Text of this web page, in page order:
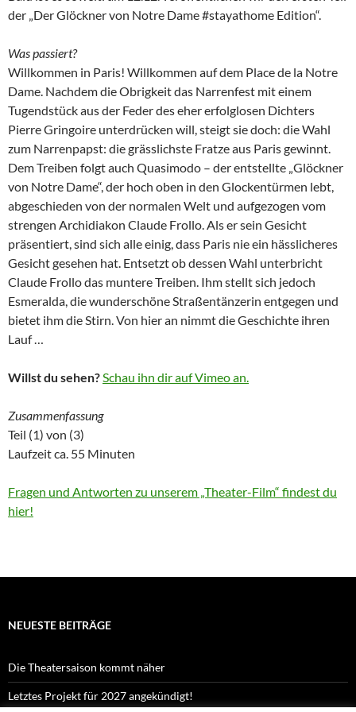
der „Der Glöckner von Notre Dame #stayathome Edition“.
Was passiert?
Willkommen in Paris! Willkommen auf dem Place de la Notre
Dame. Nachdem die Obrigkeit das Narrenfest mit einem
Tugendstück aus der Feder des eher erfolglosen Dichters
Pierre Gringoire unterdrücken will, steigt sie doch: die Wahl
zum Narrenpapst: die grässlichste Fratze aus Paris gewinnt.
Dem Treiben folgt auch Quasimodo – der entstellte „Glöckner
von Notre Dame“, der hoch oben in den Glockentürmen lebt,
abgeschieden von der normalen Welt und aufgezogen vom
strengen Archidiakon Claude Frollo. Als er sein Gesicht
präsentiert, sind sich alle einig, dass Paris nie ein hässlicheres
Gesicht gesehen hat. Entsetzt ob dessen Wahl unterbricht
Claude Frollo das muntere Treiben. Ihm stellt sich jedoch
Esmeralda, die wunderschöne Straßentänzerin entgegen und
bietet ihm die Stirn. Von hier an nimmt die Geschichte ihren
Lauf …
Willst du sehen? Schau ihn dir auf Vimeo an.
Zusammenfassung
Teil (1) von (3)
Laufzeit ca. 55 Minuten
Fragen und Antworten zu unserem „Theater-Film“ findest du
hier!
NEUESTE BEITRÄGE
Die Theatersaison kommt näher
Letztes Projekt für 2027 angekündigt!